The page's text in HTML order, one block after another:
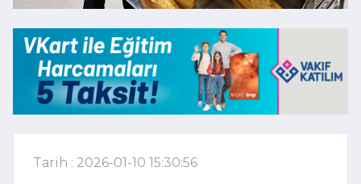
Tarih : 2026-01-10 15:30:56